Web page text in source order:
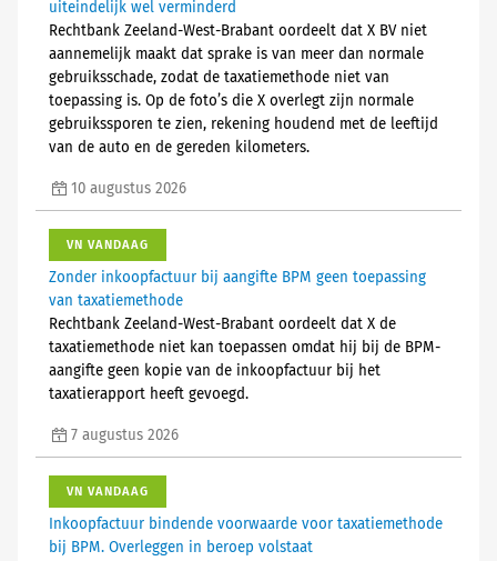
uiteindelijk wel verminderd
Rechtbank Zeeland-West-Brabant oordeelt dat X BV niet
aannemelijk maakt dat sprake is van meer dan normale
gebruiksschade, zodat de taxatiemethode niet van
toepassing is. Op de foto’s die X overlegt zijn normale
gebruikssporen te zien, rekening houdend met de leeftijd
van de auto en de gereden kilometers.
10 augustus 2026
VN VANDAAG
Zonder inkoopfactuur bij aangifte BPM geen toepassing
van taxatiemethode
Rechtbank Zeeland-West-Brabant oordeelt dat X de
taxatiemethode niet kan toepassen omdat hij bij de BPM-
aangifte geen kopie van de inkoopfactuur bij het
taxatierapport heeft gevoegd.
7 augustus 2026
VN VANDAAG
Inkoopfactuur bindende voorwaarde voor taxatiemethode
bij BPM. Overleggen in beroep volstaat